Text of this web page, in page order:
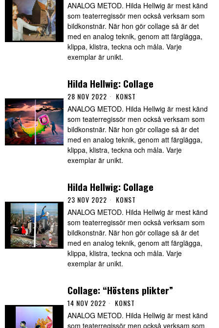
ANALOG METOD. Hilda Hellwig är mest känd
som teaterregissör men också verksam som
bildkonstnär. När hon gör collage så är det
med en analog teknik, genom att färglägga,
klippa, klistra, teckna och måla. Varje
exemplar är unikt.
Hilda Hellwig: Collage
28 NOV 2022 KONST
ANALOG METOD. Hilda Hellwig är mest känd
som teaterregissör men också verksam som
bildkonstnär. När hon gör collage så är det
med en analog teknik, genom att färglägga,
klippa, klistra, teckna och måla. Varje
exemplar är unikt.
Hilda Hellwig: Collage
23 NOV 2022 KONST
ANALOG METOD. Hilda Hellwig är mest känd
som teaterregissör men också verksam som
bildkonstnär. När hon gör collage så är det
med en analog teknik, genom att färglägga,
klippa, klistra, teckna och måla. Varje
exemplar är unikt.
Collage: “Höstens plikter”
14 NOV 2022 KONST
ANALOG METOD. Hilda Hellwig är mest känd
som teaterregissör men också verksam som